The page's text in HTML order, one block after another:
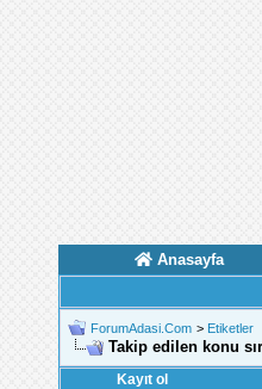
Anasayfa
ForumAdasi.Com > Etiketler
Takip edilen konu sır
Kayıt ol